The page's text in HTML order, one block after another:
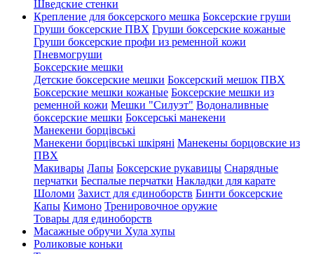
Шведские стенки
Крепление для боксерского мешка Боксерские груши
Груши боксерские ПВХ Груши боксерские кожаные
Груши боксерские профи из ременной кожи
Пневмогруши
Боксерские мешки
Детские боксерские мешки Боксерский мешок ПВХ
Боксерские мешки кожаные Боксерские мешки из
ременной кожи Мешки "Силуэт" Водоналивные
боксерские мешки Боксерські манекени
Манекени борцівські
Манекени борцівські шкіряні Манекены борцовские из
ПВХ
Макивары Лапы Боксерские рукавицы Снарядные
перчатки Беспалые перчатки Накладки для карате
Шоломи Захист для єдиноборств Бинти боксерские
Капы Кимоно Тренировочное оружие
Товары для единоборств
Масажные обручи Хула хупы
Роликовые коньки